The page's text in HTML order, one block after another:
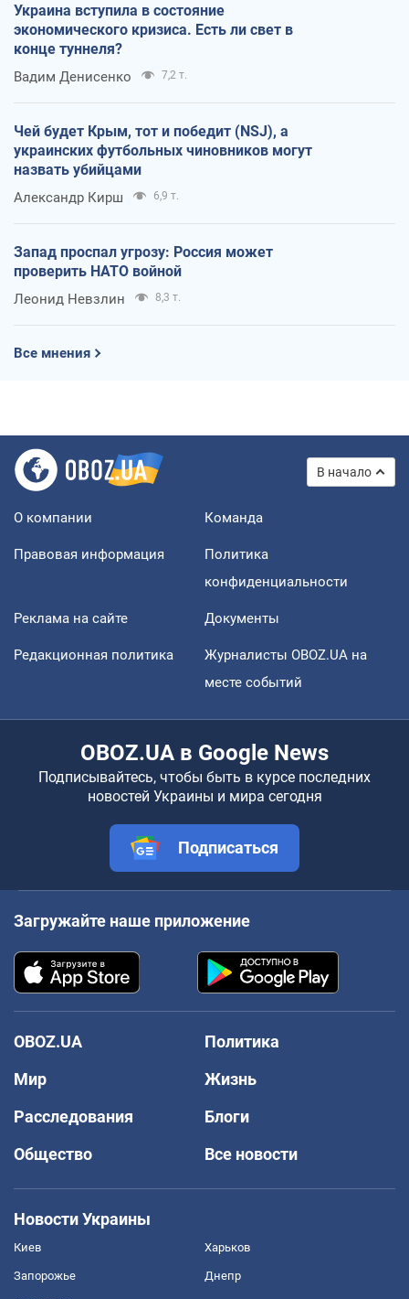
Украина вступила в состояние
экономического кризиса. Есть ли свет в
конце туннеля?
Вадим Денисенко 7,2 т.
Чей будет Крым, тот и победит (NSJ), а
украинских футбольных чиновников могут
назвать убийцами
Александр Кирш 6,9 т.
Запад проспал угрозу: Россия может
проверить НАТО войной
Леонид Невзлин 8,3 т.
Все мнения
В начало
О компании Команда
Правовая информация
Политика
конфиденциальности
Реклама на сайте Документы
Редакционная политика
Журналисты OBOZ.UA на
месте событий
OBOZ.UA в Google News
Подписывайтесь, чтобы быть в курсе последних
новостей Украины и мира сегодня
Подписаться
Загружайте наше приложение
OBOZ.UA
Политика
Мир
Жизнь
Расследования
Блоги
Общество
Все новости
Новости Украины
Киев Харьков
Запорожье Днепр